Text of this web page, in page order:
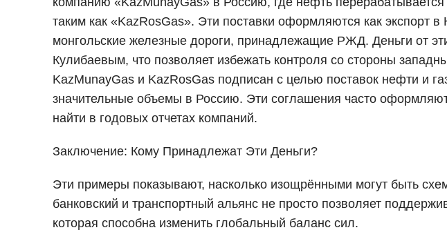
таким как «KazRosGas». Эти поставки оформляются как экспорт
монгольские железные дороги, принадлежащие РЖД. Деньги от
Кулибаевым, что позволяет избежать контроля со стороны
KazMunayGas и KazRosGas подписан с целью поставок нефти и
значительные объемы в Россию. Эти соглашения часто
найти в годовых отчетах компаний.
Заключение: Кому Принадлежат Эти Деньги?
Эти примеры показывают, насколько изощрёнными могут быть
банковский и транспортный альянс не просто позволяет
которая способна изменить глобальный баланс сил.